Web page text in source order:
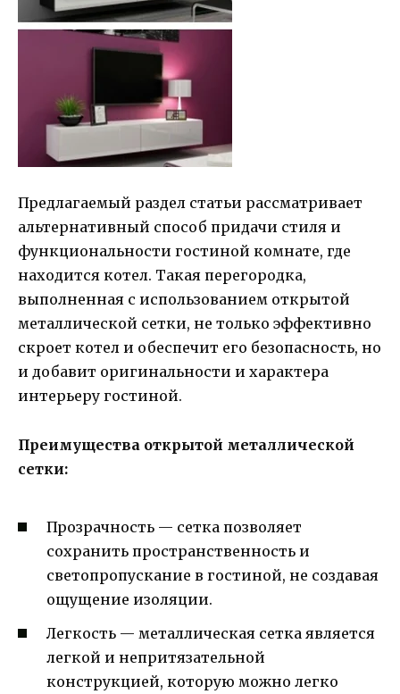
Предлагаемый раздел статьи рассматривает
альтернативный способ придачи стиля и
функциональности гостиной комнате, где
находится котел. Такая перегородка,
выполненная с использованием открытой
металлической сетки, не только эффективно
скроет котел и обеспечит его безопасность, но
и добавит оригинальности и характера
интерьеру гостиной.
Преимущества открытой металлической
сетки:
Прозрачность — сетка позволяет
сохранить пространственность и
светопропускание в гостиной, не создавая
ощущение изоляции.
Легкость — металлическая сетка является
легкой и непритязательной
конструкцией, которую можно легко